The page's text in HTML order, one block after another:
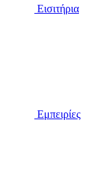
Εισιτήρια
Εμπειρίες